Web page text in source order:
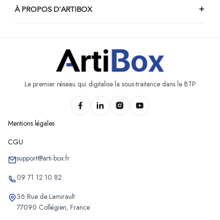
À PROPOS D'ARTIBOX
Le premier réseau qui digitalise la sous-traitance dans le BTP
Mentions légales
CGU
support@arti-box.fr
09 71 12 10 82
36 Rue de Lamirault
77090 Collégien, France